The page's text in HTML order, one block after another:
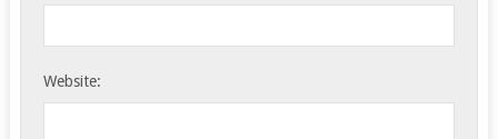
Website: